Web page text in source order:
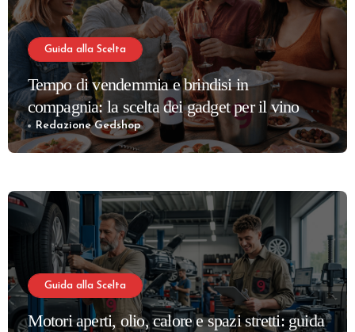
Guida alla Scelta
Tempo di vendemmia e brindisi in
compagnia: la scelta dei gadget per il vino più
apprezzati per la tua cantina
Redazione Gedshop
Guida alla Scelta
Motori aperti, olio, calore e spazi stretti: guida